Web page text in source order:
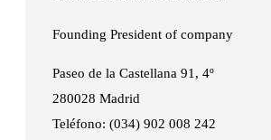
Founding President of company
Paseo de la Castellana 91, 4º
280028 Madrid
Teléfono: (034) 902 008 242